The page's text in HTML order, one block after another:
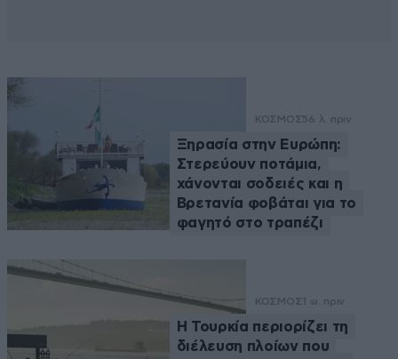
ΚΟΣΜΟΣ56 λ. πριν
Ξηρασία στην Ευρώπη:
Στερεύουν ποτάμια,
χάνονται σοδειές και η
Βρετανία φοβάται για το
φαγητό στο τραπέζι
ΚΟΣΜΟΣ 1 ω. πριν
Η Τουρκία περιορίζει τη
διέλευση πλοίων που